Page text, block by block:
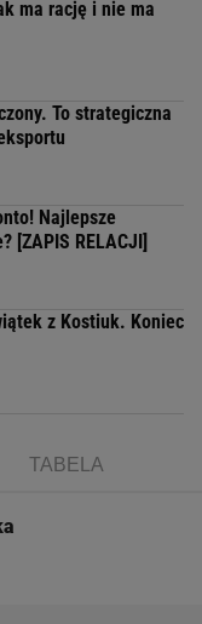
ma rację i nie ma
To strategiczna
Najlepsze
[ZAPIS RELACJI]
z Kostiuk. Koniec
TABELA